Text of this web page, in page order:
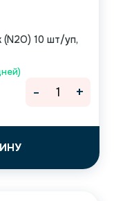
(N2O) 10 шт/уп,
- +